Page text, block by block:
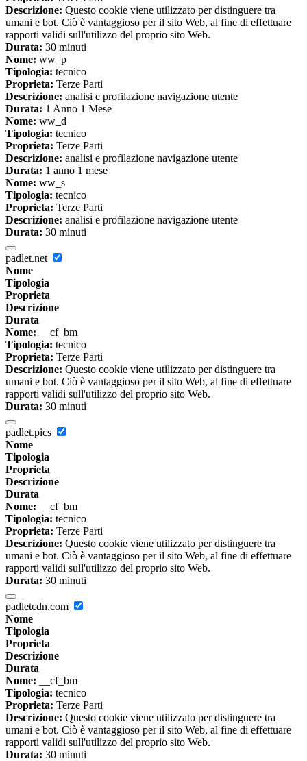
Descrizione: Questo cookie viene utilizzato per distinguere tra
umani e bot. Ciò è vantaggioso per il sito Web, al fine di effettuare
rapporti validi sull'utilizzo del proprio sito Web.
Durata: 30 minuti
Nome: ww_p
Tipologia: tecnico
Proprieta: Terze Parti
Descrizione: analisi e profilazione navigazione utente
Durata: 1 Anno 1 Mese
Nome: ww_d
Tipologia: tecnico
Proprieta: Terze Parti
Descrizione: analisi e profilazione navigazione utente
Durata: 1 anno 1 mese
Nome: ww_s
Tipologia: tecnico
Proprieta: Terze Parti
Descrizione: analisi e profilazione navigazione utente
Durata: 30 minuti
padlet.net
Nome
Tipologia
Proprieta
Descrizione
Durata
Nome: __cf_bm
Tipologia: tecnico
Proprieta: Terze Parti
Descrizione: Questo cookie viene utilizzato per distinguere tra
umani e bot. Ciò è vantaggioso per il sito Web, al fine di effettuare
rapporti validi sull'utilizzo del proprio sito Web.
Durata: 30 minuti
padlet.pics
Nome
Tipologia
Proprieta
Descrizione
Durata
Nome: __cf_bm
Tipologia: tecnico
Proprieta: Terze Parti
Descrizione: Questo cookie viene utilizzato per distinguere tra
umani e bot. Ciò è vantaggioso per il sito Web, al fine di effettuare
rapporti validi sull'utilizzo del proprio sito Web.
Durata: 30 minuti
padletcdn.com
Nome
Tipologia
Proprieta
Descrizione
Durata
Nome: __cf_bm
Tipologia: tecnico
Proprieta: Terze Parti
Descrizione: Questo cookie viene utilizzato per distinguere tra
umani e bot. Ciò è vantaggioso per il sito Web, al fine di effettuare
rapporti validi sull'utilizzo del proprio sito Web.
Durata: 30 minuti